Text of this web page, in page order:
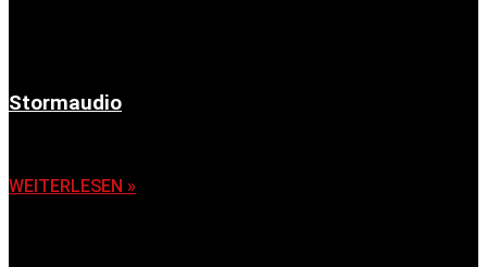
Stormaudio
WEITERLESEN »